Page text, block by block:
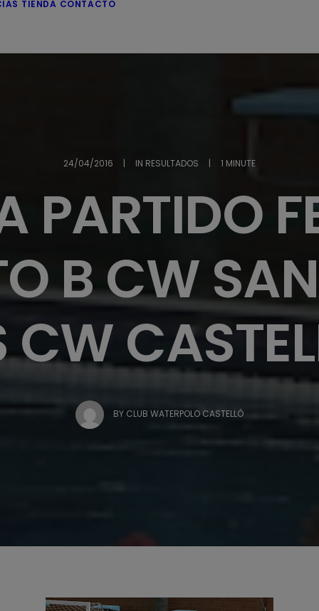
TIENDA CONTACTO
24/04/2016 | IN RESULTADOS | 1 MINUTE
PARTIDO
B CW
CW
BY CLUB WATERPOLO CASTELLÓ